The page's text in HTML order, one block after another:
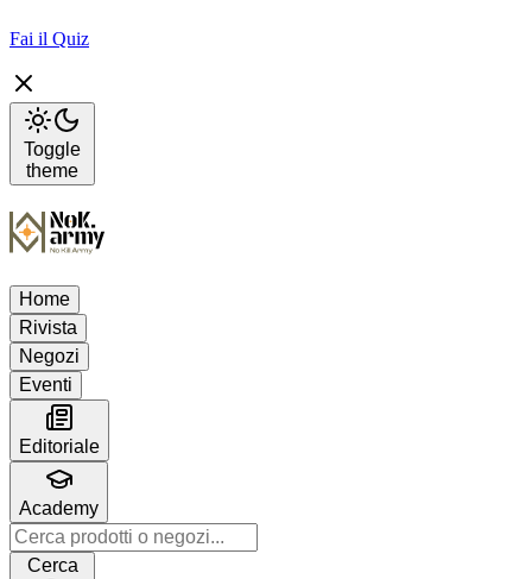
Fai il Quiz
Toggle
theme
Home
Rivista
Negozi
Eventi
Editoriale
Academy